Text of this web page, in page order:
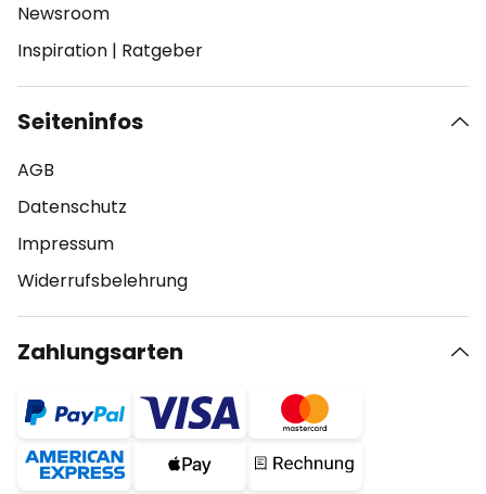
Newsroom
Inspiration | Ratgeber
Seiteninfos
AGB
Datenschutz
Impressum
Widerrufsbelehrung
Zahlungsarten